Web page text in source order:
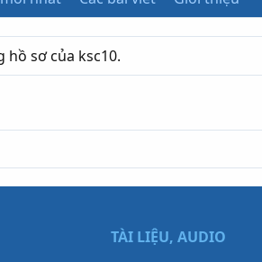
sơ của ksc10.
TÀI LIỆU, AUDIO